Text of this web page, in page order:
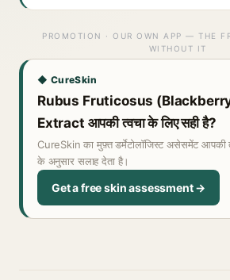
PROMOTION · OUR OWN APP — THE
WITHOUT IT
◆ CureSkin
Rubus Fruticosus
Extract आपकी त्वचा के लिए सही है?
CureSkin का मुफ़्त डर्मेटोलॉजिस्ट असेसमेंट आपकी
के अनुसार सलाह देता है।
Get a free skin assessment →